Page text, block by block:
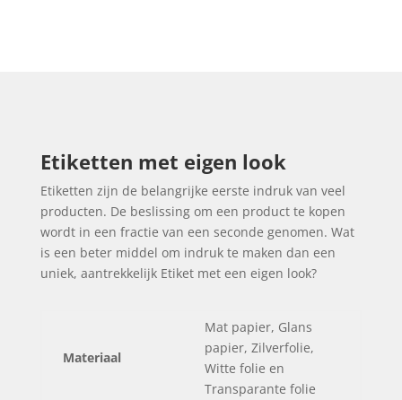
Etiketten met eigen look
Etiketten zijn de belangrijke eerste indruk van veel
producten. De beslissing om een product te kopen
wordt in een fractie van een seconde genomen. Wat
is een beter middel om indruk te maken dan een
uniek, aantrekkelijk Etiket met een eigen look?
Materiaal
Mat papier, Glans
papier, Zilverfolie,
Witte folie en
Transparante folie